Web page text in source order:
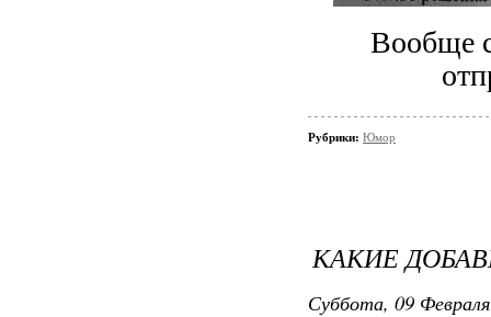
Вообще
Рубрики: Юмор
КАКИЕ
Суббота, 09